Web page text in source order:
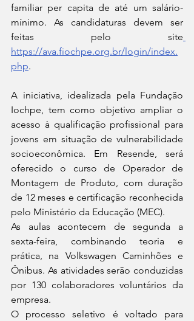
familiar per capita de até um salário-
mínimo. As candidaturas devem ser
feitas pelo site
https://ava.fiochpe.org.br/login/index.
php.
A iniciativa, idealizada pela Fundação
Iochpe, tem como objetivo ampliar o
acesso à qualificação profissional para
jovens em situação de vulnerabilidade
socioeconômica. Em Resende, será
oferecido o curso de Operador de
Montagem de Produto, com duração
de 12 meses e certificação reconhecida
pelo Ministério da Educação (MEC).
As aulas acontecem de segunda a
sexta-feira, combinando teoria e
prática, na Volkswagen Caminhões e
Ônibus. As atividades serão conduzidas
por 130 colaboradores voluntários da
empresa.
O processo seletivo é voltado para